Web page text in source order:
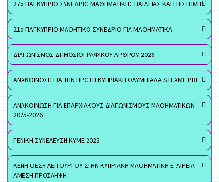
27ο ΠΑΓΚΥΠΡΙΟ ΣΥΝΕΔΡΙΟ ΜΑΘΗΜΑΤΙΚΗΣ ΠΑΙΔΕΙΑΣ ΚΑΙ ΕΠΙΣΤΗΜΗΣ
21ο ΠΑΓΚΥΠΡΙΟ ΜΑΘΗΤΙΚΟ ΣΥΝΕΔΡΙΟ ΓΙΑ ΜΑΘΗΜΑΤΙΚΑ
ΔΙΑΓΩΝΙΣΜΟΣ ΔΗΜΟΣΙΟΓΡΑΦΙΚΟΥ ΑΡΘΡΟΥ 2026
ΑΝΑΚΟΙΝΩΣΗ ΓΙΑ ΤΗΝ ΠΡΩΤΗ ΚΥΠΡΙΑΚΗ ΟΛΥΜΠΙΑΔΑ STEAME PBL
ΑΝΑΚΟΙΝΩΣΗ ΓΙΑ ΕΠΑΡΧΙΑΚΟΥΣ ΔΙΑΓΩΝΙΣΜΟΥΣ ΜΑΘΗΜΑΤΙΚΩΝ
2025-2026
ΓΕΝΙΚΗ ΣΥΝΕΛΕΥΣΗ ΚΥΜΕ 2025
ΚΕΝΗ ΘΕΣΗ ΛΕΙΤΟΥΡΓΟΥ ΣΤΗΝ ΚΥΠΡΙΑΚΗ ΜΑΘΗΜΑΤΙΚΗ ΕΤΑΙΡΕΙΑ -
ΑΜΕΣΗ ΠΡΟΣΛΗΨΗ